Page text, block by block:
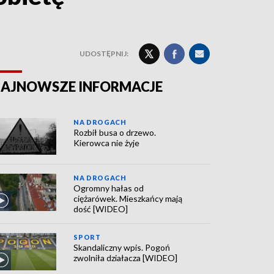
UDOSTĘPNIJ:
INFORMACJE
NA DROGACH
Rozbił busa o drzewo.
Kierowca nie żyje
NA DROGACH
Ogromny hałas od
ciężarówek. Mieszkańcy mają
dość [WIDEO]
SPORT
Skandaliczny wpis. Pogoń
zwolniła działacza [WIDEO]